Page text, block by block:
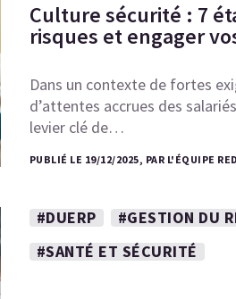
Culture sécurité : 7
risques et engager
Dans un contexte de fortes
d’attentes accrues des
levier clé de…
PUBLIÉ LE 19/12/2025, PAR L'ÉQUIPE
#DUERP #GESTION DU
#SANTÉ ET SÉCURITÉ